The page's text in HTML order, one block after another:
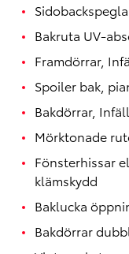
Bakruta UV-
Framdörrar,
Spoiler bak,
Bakdörrar,
Mörktonade
Fönsterhissar
klämskydd
Baklucka
Bakdörrar